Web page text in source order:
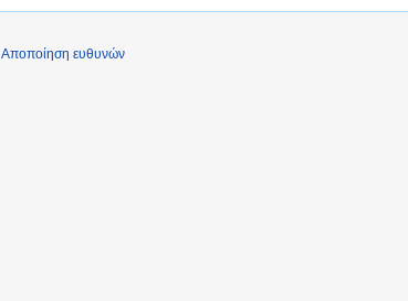
Αποποίηση ευθυνών